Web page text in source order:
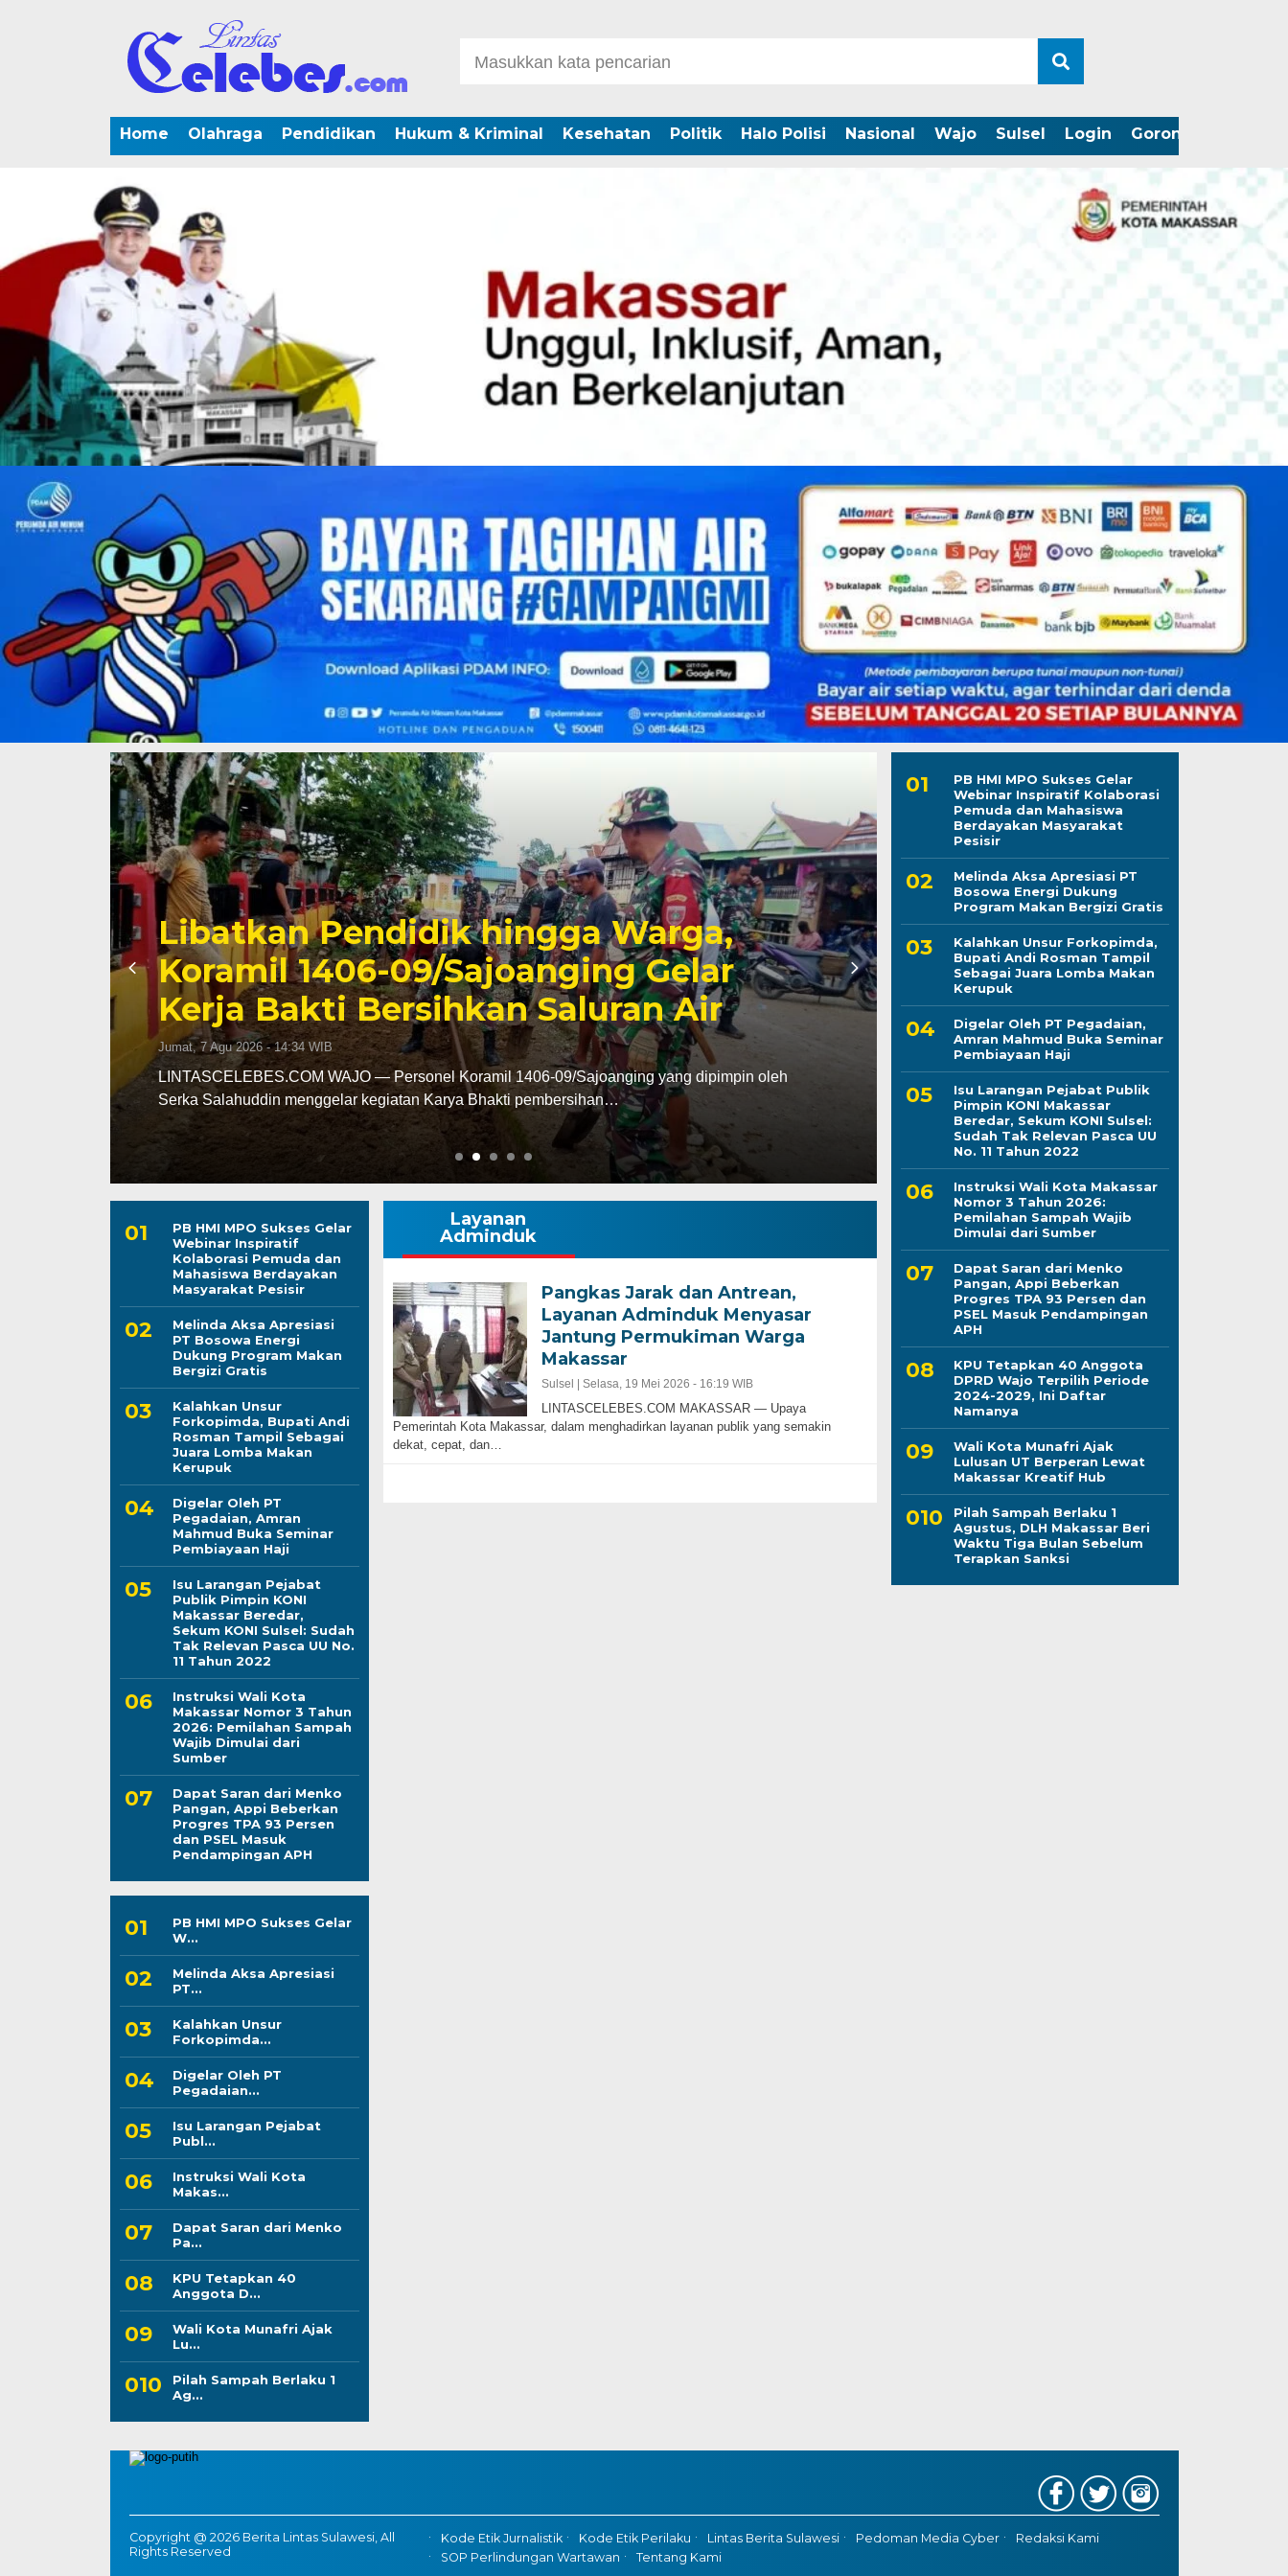
Home Olahraga Pendidikan Hukum & Kriminal Kesehatan Politik Halo Polisi Nasional Wajo Sulsel Login Gorontalo
Triwulan II 2026, Pendapatan Makassar
Capai 49 Persen, Surplus Rp130 Miliar
Jumat, 7 Agu 2026 - 13:24 WIB
LINTASCELEBES.COM MAKASSAR — Badan Pendapatan Daerah (Bapenda) Kota Makassar
mencatat kinerja pendapatan daerah pada triwulan II…
Kapolres Wajo
Maddukkelleng,
Mengabdi untuk
Jumat, 7 Agu 2026 - 08:42 WIB
LINTASCELEBES.COM WAJO — Mengawali tugas
Mahendrajaya menunjukkan penghormatan
PB HMI MPO Sukses Gelar
Webinar Inspiratif
Kolaborasi Pemuda dan
Mahasiswa Berdayakan
Masyarakat Pesisir
Melinda Aksa Apresiasi
PT Bosowa Energi
Dukung Program Makan
Bergizi Gratis
Kalahkan Unsur
Forkopimda, Bupati Andi
Rosman Tampil Sebagai
Juara Lomba Makan
Kerupuk
Digelar Oleh PT
Pegadaian, Amran
Mahmud Buka Seminar
Pembiayaan Haji
Isu Larangan Pejabat
Publik Pimpin KONI
Makassar Beredar,
Sekum KONI Sulsel: Sudah
Tak Relevan Pasca UU No.
11 Tahun 2022
Instruksi Wali Kota
Makassar Nomor 3 Tahun
2026: Pemilahan Sampah
Wajib Dimulai dari
Sumber
Dapat Saran dari Menko
Pangan, Appi Beberkan
Progres TPA 93 Persen
dan PSEL Masuk
Pendampingan APH
PB HMI MPO Sukses Gelar
W...
Melinda Aksa Apresiasi
PT...
Kalahkan Unsur
Forkopimda...
Digelar Oleh PT
Pegadaian...
Isu Larangan Pejabat
Publ...
Instruksi Wali Kota
Makas...
Dapat Saran dari Menko
Pa...
KPU Tetapkan 40
Anggota D...
Wali Kota Munafri Ajak
Lu...
Pilah Sampah Berlaku 1
Ag...
Layanan
Adminduk
Pangkas Jarak dan Antrean,
Layanan Adminduk Menyasar
Jantung Permukiman Warga
Makassar
Sulsel | Selasa, 19 Mei 2026 - 16:19 WIB
LINTASCELEBES.COM MAKASSAR — Upaya
Pemerintah Kota Makassar, dalam menghadirkan layanan publik yang semakin
dekat, cepat, dan…
PB HMI MPO Sukses Gelar
Webinar Inspiratif Kolaborasi
Pemuda dan Mahasiswa
Berdayakan Masyarakat
Pesisir
Melinda Aksa Apresiasi PT
Bosowa Energi Dukung
Program Makan Bergizi Gratis
Kalahkan Unsur Forkopimda,
Bupati Andi Rosman Tampil
Sebagai Juara Lomba Makan
Kerupuk
Digelar Oleh PT Pegadaian,
Amran Mahmud Buka Seminar
Pembiayaan Haji
Isu Larangan Pejabat Publik
Pimpin KONI Makassar
Beredar, Sekum KONI Sulsel:
Sudah Tak Relevan Pasca UU
No. 11 Tahun 2022
Instruksi Wali Kota Makassar
Nomor 3 Tahun 2026:
Pemilahan Sampah Wajib
Dimulai dari Sumber
Dapat Saran dari Menko
Pangan, Appi Beberkan
Progres TPA 93 Persen dan
PSEL Masuk Pendampingan
APH
KPU Tetapkan 40 Anggota
DPRD Wajo Terpilih Periode
2024-2029, Ini Daftar
Namanya
Wali Kota Munafri Ajak
Lulusan UT Berperan Lewat
Makassar Kreatif Hub
Pilah Sampah Berlaku 1
Agustus, DLH Makassar Beri
Waktu Tiga Bulan Sebelum
Terapkan Sanksi
Copyright @ 2026 Berita Lintas Sulawesi, All
Rights Reserved
Kode Etik Jurnalistik Kode Etik Perilaku Lintas Berita Sulawesi Pedoman Media Cyber
Redaksi Kami
SOP Perlindungan Wartawan
Tentang Kami